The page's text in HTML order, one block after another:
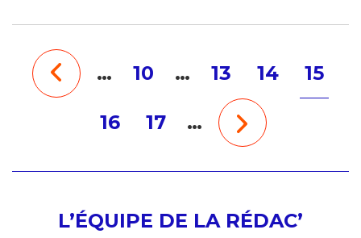
… 10 … 13 14 15
16 17 …
L’ÉQUIPE DE LA RÉDAC’